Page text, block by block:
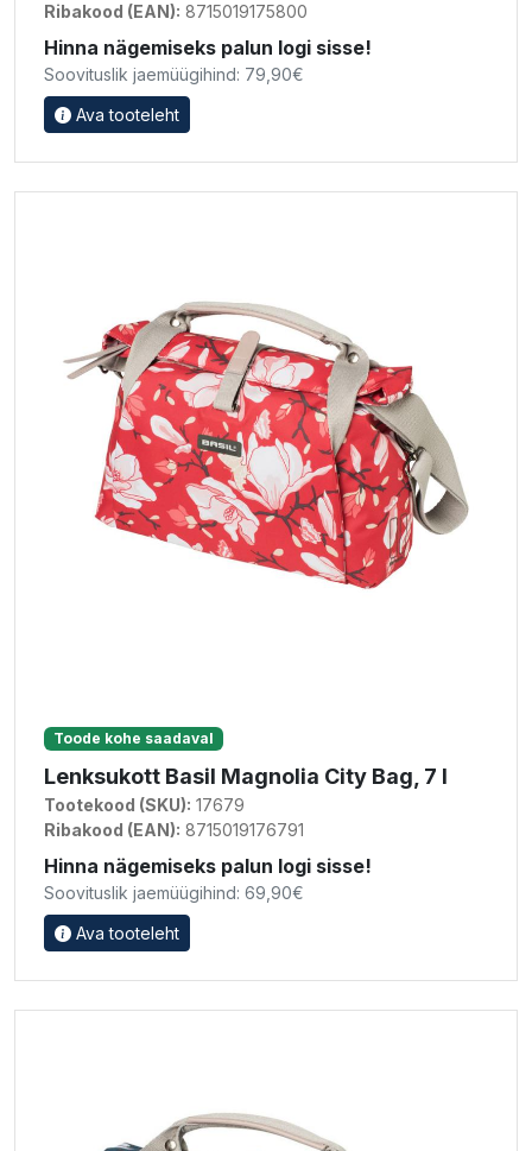
Ribakood (EAN): 8715019175800
Hinna nägemiseks palun logi sisse!
Soovituslik jaemüügihind: 79,90€
Ava tooteleht
Toode kohe saadaval
Lenksukott Basil Magnolia City Bag, 7 l
Tootekood (SKU): 17679
Ribakood (EAN): 8715019176791
Hinna nägemiseks palun logi sisse!
Soovituslik jaemüügihind: 69,90€
Ava tooteleht